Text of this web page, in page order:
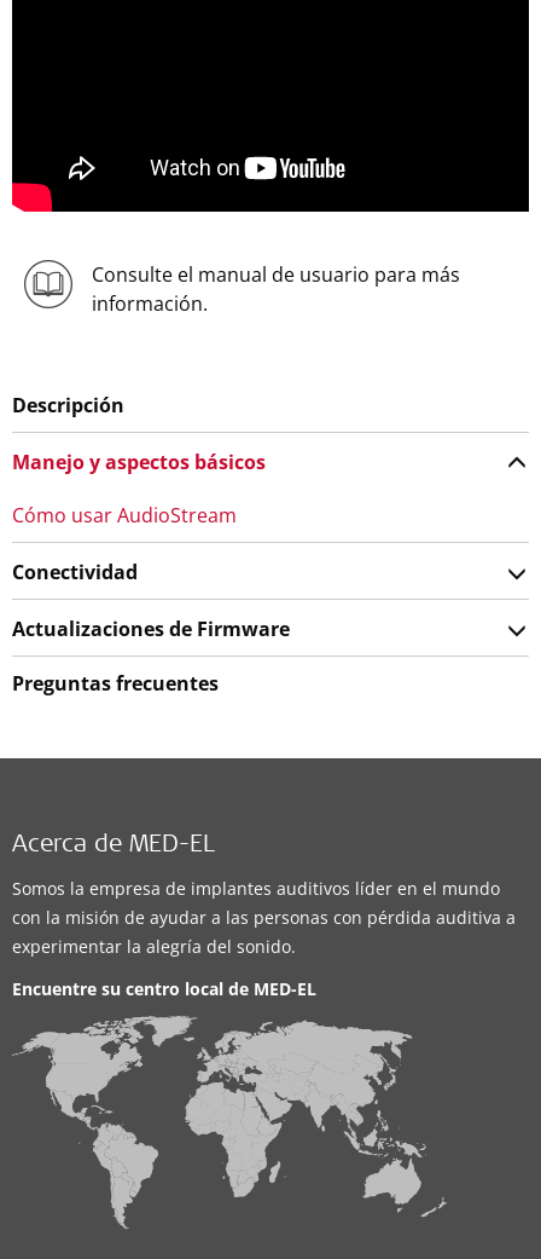
Consulte el manual de usuario para más
información.
Descripción
Manejo y aspectos básicos
Cómo usar AudioStream
Conectividad
Actualizaciones de Firmware
Preguntas frecuentes
Acerca de MED-EL
Somos la empresa de implantes auditivos líder en el mundo
con la misión de ayudar a las personas con pérdida auditiva a
experimentar la alegría del sonido.
Encuentre su centro local de MED-EL